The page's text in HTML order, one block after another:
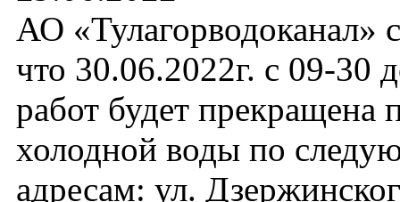
АО «Тулагорводоканал»
что 30.06.2022г. с 09-30
работ будет прекращена
холодной воды по
адресам: ул.